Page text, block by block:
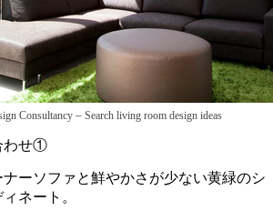
Consultancy – Search living room design ideas
ーソファと鮮やかさが少ない黄緑のシ
ネート。